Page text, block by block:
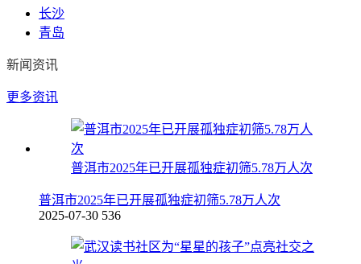
长沙
青岛
新闻资讯
更多资讯
普洱市2025年已开展孤独症初筛5.78万人次
普洱市2025年已开展孤独症初筛5.78万人次
2025-07-30 536